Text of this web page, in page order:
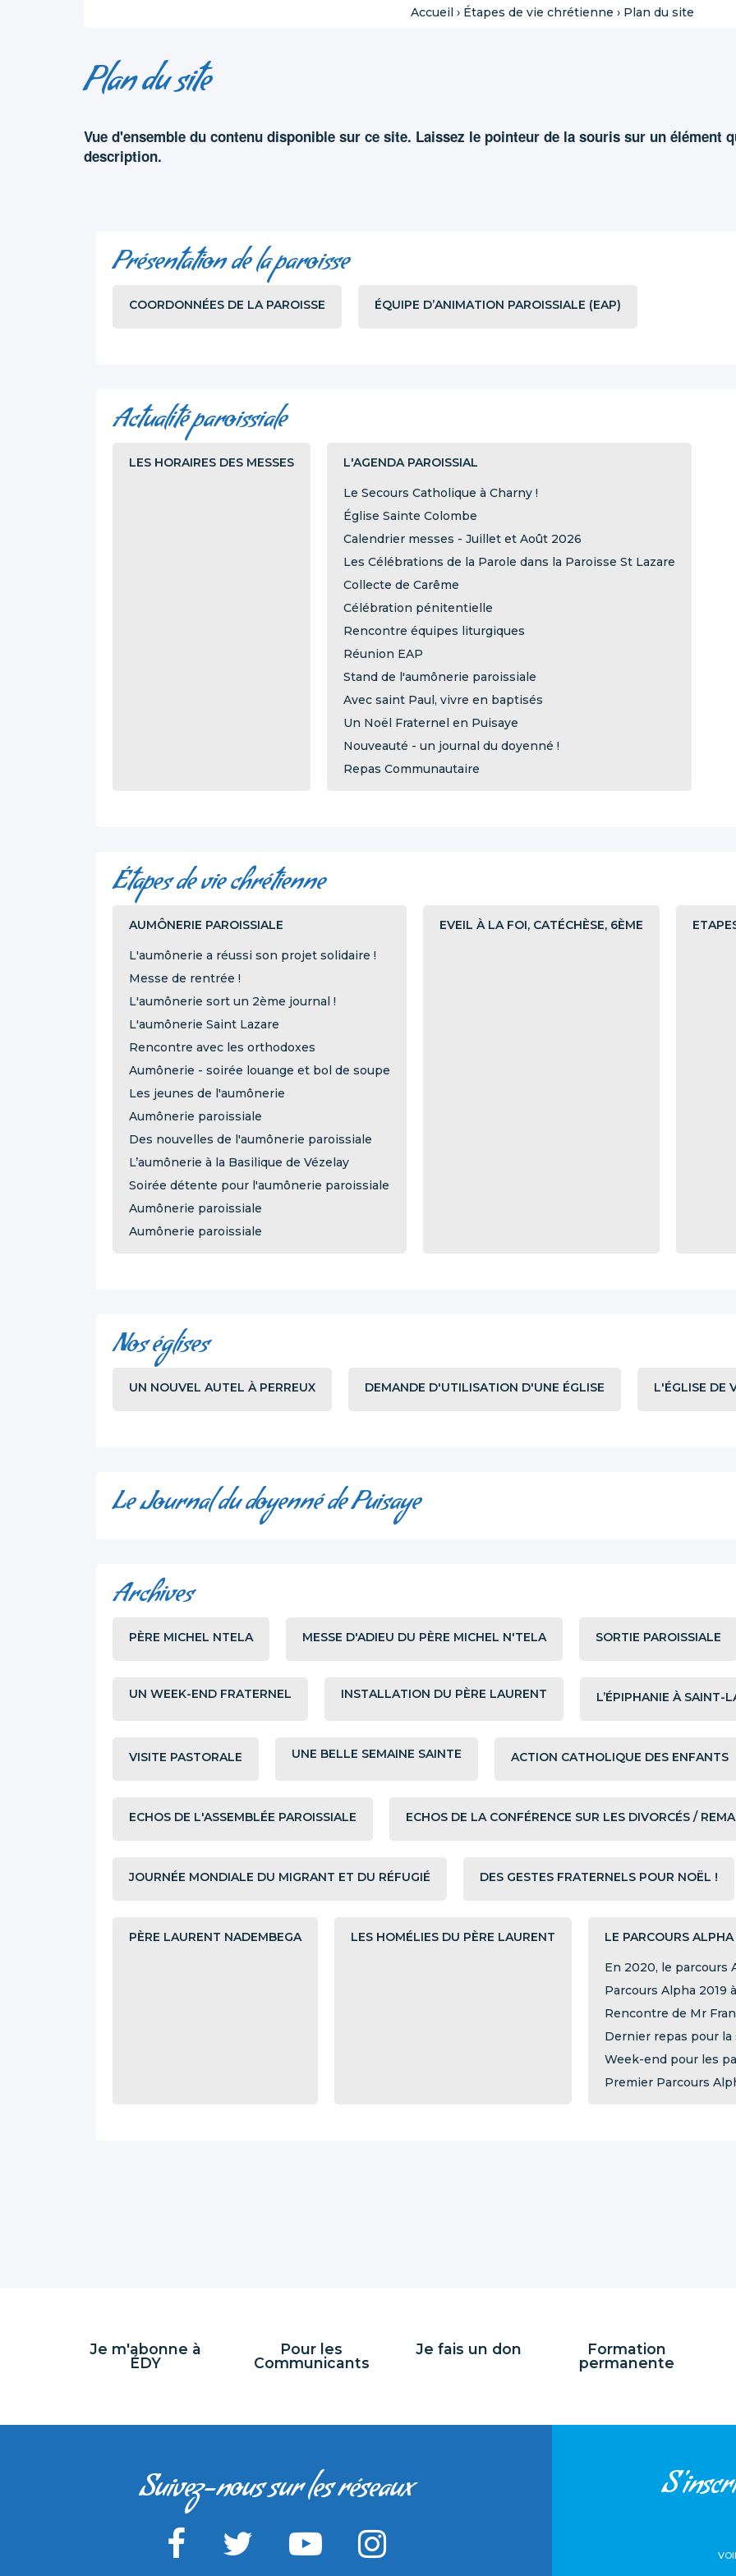
Accueil › Étapes de vie chrétienne › Plan du site
Plan du site
Vue d'ensemble du contenu disponible sur ce site. Laissez le pointeur de la souris sur un élément
description.
Présentation de la paroisse
COORDONNÉES DE LA PAROISSE ÉQUIPE D’ANIMATION PAROISSIALE (EAP)
Actualité paroissiale
LES HORAIRES DES MESSES L'AGENDA PAROISSIAL
Le Secours Catholique à Charny !
Église Sainte Colombe
Calendrier messes - Juillet et Août 2026
Les Célébrations de la Parole dans la Paroisse St Lazare
Collecte de Carême
Célébration pénitentielle
Rencontre équipes liturgiques
Réunion EAP
Stand de l'aumônerie paroissiale
Avec saint Paul, vivre en baptisés
Un Noël Fraternel en Puisaye
Nouveauté - un journal du doyenné !
Repas Communautaire
Étapes de vie chrétienne
AUMÔNERIE PAROISSIALE
L'aumônerie a réussi son projet solidaire !
Messe de rentrée !
L'aumônerie sort un 2ème journal !
L'aumônerie Saint Lazare
Rencontre avec les orthodoxes
Aumônerie - soirée louange et bol de soupe
Les jeunes de l'aumônerie
Aumônerie paroissiale
Des nouvelles de l'aumônerie paroissiale
L’aumônerie à la Basilique de Vézelay
Soirée détente pour l'aumônerie paroissiale
Aumônerie paroissiale
Aumônerie paroissiale
EVEIL À LA FOI, CATÉCHÈSE, 6ÈME
Nos églises
UN NOUVEL AUTEL À PERREUX DEMANDE D'UTILISATION D'UNE ÉGLISE L'ÉGLISE DE
Le Journal du doyenné de Puisaye
Archives
PÈRE MICHEL NTELA MESSE D'ADIEU DU PÈRE MICHEL N'TELA SORTIE PAROISSIALE
UN WEEK-END FRATERNEL INSTALLATION DU PÈRE LAURENT L’ÉPIPHANIE À SAINT-
VISITE PASTORALE UNE BELLE SEMAINE SAINTE ACTION CATHOLIQUE DES ENFANTS
ECHOS DE L'ASSEMBLÉE PAROISSIALE ECHOS DE LA CONFÉRENCE SUR LES DIVORCÉS /
JOURNÉE MONDIALE DU MIGRANT ET DU RÉFUGIÉ DES GESTES FRATERNELS POUR NOËL !
PÈRE LAURENT NADEMBEGA LES HOMÉLIES DU PÈRE LAURENT LE PARCOURS ALPHA
En 2020, le parcours
Parcours Alpha 2019
Rencontre de Mr
Dernier repas pour la
Week-end pour les
Premier Parcours
Je m'abonne à
ÉDY
Pour les
Communicants
Je fais un don
Formation
permanente
Suivez-nous sur les réseaux